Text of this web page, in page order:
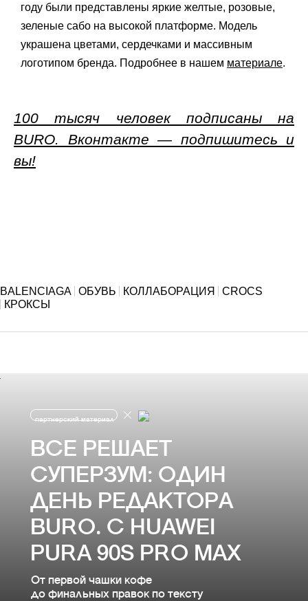
году были представлены яркие желтые, розовые,
зеленые сабо на высокой платформе. Модель
украшена цветами, сердечками и массивным
логотипом бренда. Подробнее в нашем материале.
100 тысяч человек подписаны на
BURO. Вконтакте — подпишитесь и
вы!
BALENCIAGA ОБУВЬ КОЛЛАБОРАЦИЯ
CROCS
КРОКСЫ
партнерский материал
ВСЕ РЕШАЕТ
СУПЕРЗУМ: ОДИН
ДЕНЬ РЕДАКТОРА
BURO. С HUAWEI
PURA 90S PRO MAX
От первой чашки кофе
до финальных правок по тексту